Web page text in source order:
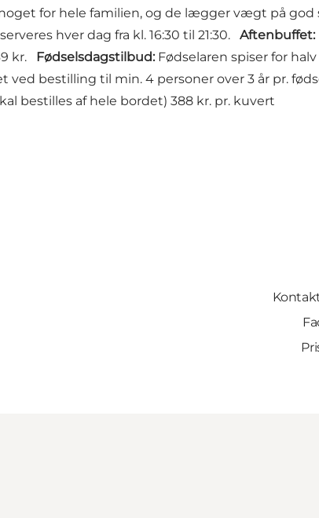
for hele familien, og de lægger vægt på
hver dag fra kl. 16:30 til 21:30. Aftenbuffet:
kr.
Fødselsdagstilbud: Fødselaren spiser for
ved bestilling til min. 4 personer over 3 år pr.
bestilles af hele bordet) 388 kr. pr. kuvert